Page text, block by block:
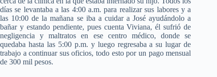
días se levantaba a las 4:00 a.m. para realizar sus labores y a
las 10:00 de la mañana se iba a cuidar a José ayudándolo a
bañar y estando pendiente, pues cuenta Viviana, él sufrió de
negligencia y maltratos en ese centro médico, donde se
quedaba hasta las 5:00 p.m. y luego regresaba a su lugar de
trabajo a continuar sus oficios, todo esto por un pago mensual
de 300 mil pesos.